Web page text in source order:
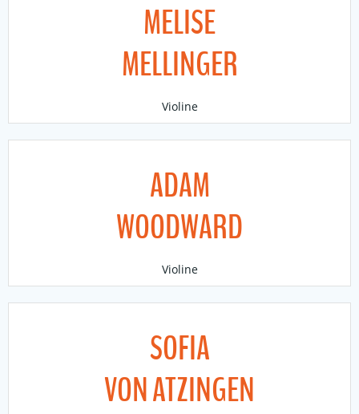
MELISE
MELLINGER
Violine
ADAM
WOODWARD
Violine
SOFIA
VON ATZINGEN